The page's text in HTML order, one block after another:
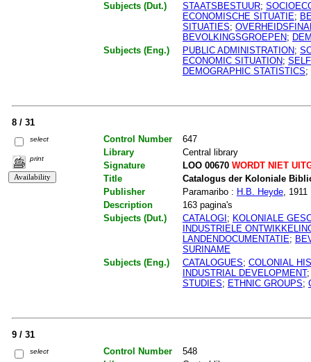
Subjects (Dut.)
STAATSBESTUUR;
ECONOMISCHE SITUATIE;
SITUATIES;
BEVOLKINGSGROEPEN;
Subjects (Eng.)
PUBLIC ADMINISTRATION;
ECONOMIC SITUATION;
DEMOGRAPHIC STATISTICS;
8 / 31
select
print
Control Number
647
Library
Central library
Signature
LOO 00670WORDT NIET
Title
Catalogus der Koloniale
Publisher
Paramaribo : H.B. Heyde, 1911
Description
163 pagina's
Subjects (Dut.)
CATALOGI ; KOLONIALE
INDUSTRIELE
LANDENDOCUMENTATIE;
SURINAME
Subjects (Eng.)
CATALOGUES; COLONIAL
INDUSTRIAL DEVELOPMENT
STUDIES; ETHNIC GROUPS;
9 / 31
select Control Number
548